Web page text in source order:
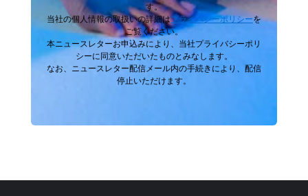
す。
当社の個人情報の取扱いの詳細はプライバシーポリシーを
ご覧ください。
本ニュースレターお申込みにより、当社プライバシーポリ
シーに同意いただいたものとみなします。
なお、ニュースレター配信メール内の手続きにより、配信
停止いただけます。